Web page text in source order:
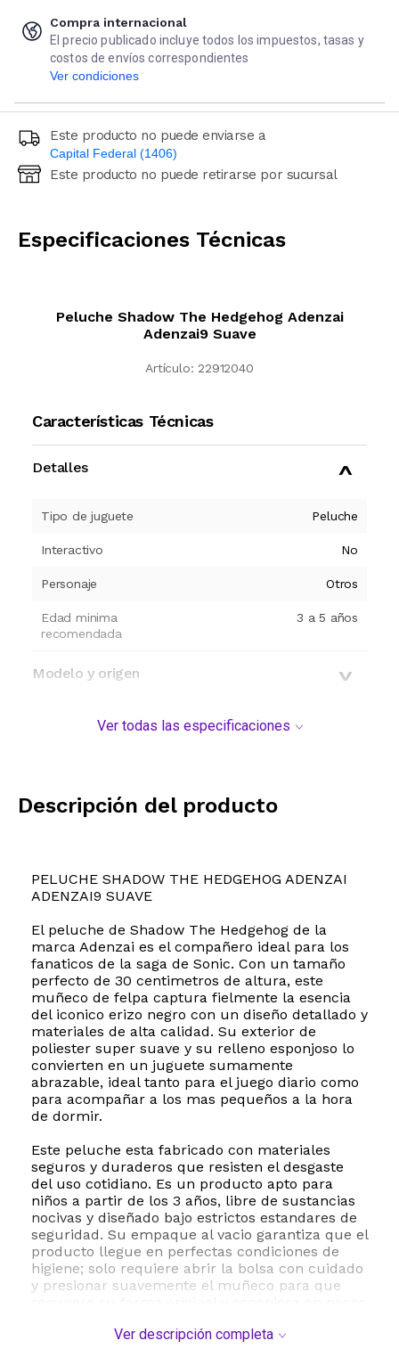
Compra internacional
El precio publicado incluye todos los impuestos, tasas y
costos de envíos correspondientes
Ver condiciones
Este producto no puede enviarse a
Capital Federal (1406)
Ingresá código postal (sólo números)
Este producto no puede retirarse por sucursal
Especificaciones Técnicas
Peluche Shadow The Hedgehog Adenzai
Adenzai9 Suave
Artículo: 22912040
Características Técnicas
Detalles
Tipo de juguete Peluche
Interactivo No
Personaje Otros
Edad minima
recomendada
3 a 5 años
Modelo y origen
Ver todas las especificaciones
Descripción del producto
PELUCHE SHADOW THE HEDGEHOG ADENZAI
ADENZAI9 SUAVE
El peluche de Shadow The Hedgehog de la
marca Adenzai es el compañero ideal para los
fanaticos de la saga de Sonic. Con un tamaño
perfecto de 30 centimetros de altura, este
muñeco de felpa captura fielmente la esencia
del iconico erizo negro con un diseño detallado y
materiales de alta calidad. Su exterior de
poliester super suave y su relleno esponjoso lo
convierten en un juguete sumamente
abrazable, ideal tanto para el juego diario como
para acompañar a los mas pequeños a la hora
de dormir.
Este peluche esta fabricado con materiales
seguros y duraderos que resisten el desgaste
del uso cotidiano. Es un producto apto para
niños a partir de los 3 años, libre de sustancias
nocivas y diseñado bajo estrictos estandares de
seguridad. Su empaque al vacio garantiza que el
producto llegue en perfectas condiciones de
higiene; solo requiere abrir la bolsa con cuidado
y presionar suavemente el muñeco para que
Ver descripción completa